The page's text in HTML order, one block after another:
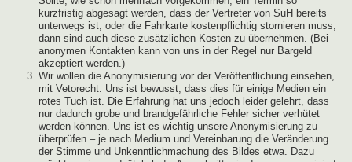
kurzfristig abgesagt werden, dass der Vertreter von SuH bereits
unterwegs ist, oder die Fahrkarte kostenpflichtig stornieren muss,
dann sind auch diese zusätzlichen Kosten zu übernehmen. (Bei
anonymen Kontakten kann von uns in der Regel nur Bargeld
akzeptiert werden.)
Wir wollen die Anonymisierung vor der Veröffentlichung einsehen,
mit Vetorecht. Uns ist bewusst, dass dies für einige Medien ein
rotes Tuch ist. Die Erfahrung hat uns jedoch leider gelehrt, dass
nur dadurch grobe und brandgefährliche Fehler sicher verhütet
werden können. Uns ist es wichtig unsere Anonymisierung zu
überprüfen – je nach Medium und Vereinbarung die Veränderung
der Stimme und Unkenntlichmachung des Bildes etwa. Dazu